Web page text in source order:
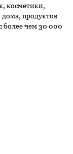
косметики,
дома, продуктов
более чем 30 000